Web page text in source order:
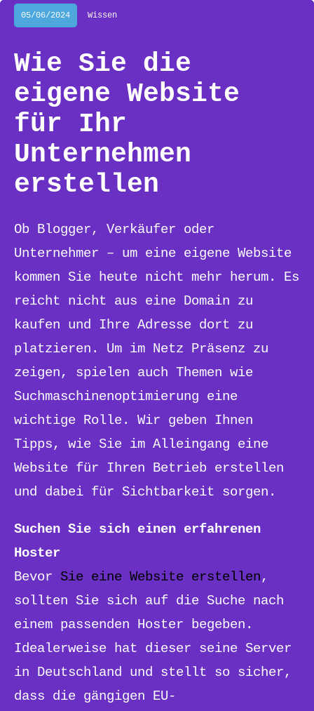
05/06/2024 Wissen
Wie Sie die
eigene Website
für Ihr
Unternehmen
erstellen
Ob Blogger, Verkäufer oder
Unternehmer – um eine eigene Website
kommen Sie heute nicht mehr herum. Es
reicht nicht aus eine Domain zu
kaufen und Ihre Adresse dort zu
platzieren. Um im Netz Präsenz zu
zeigen, spielen auch Themen wie
Suchmaschinenoptimierung eine
wichtige Rolle. Wir geben Ihnen
Tipps, wie Sie im Alleingang eine
Website für Ihren Betrieb erstellen
und dabei für Sichtbarkeit sorgen.
Suchen Sie sich einen erfahrenen
Hoster
Bevor Sie eine Website erstellen,
sollten Sie sich auf die Suche nach
einem passenden Hoster begeben.
Idealerweise hat dieser seine Server
in Deutschland und stellt so sicher,
dass die gängigen EU-